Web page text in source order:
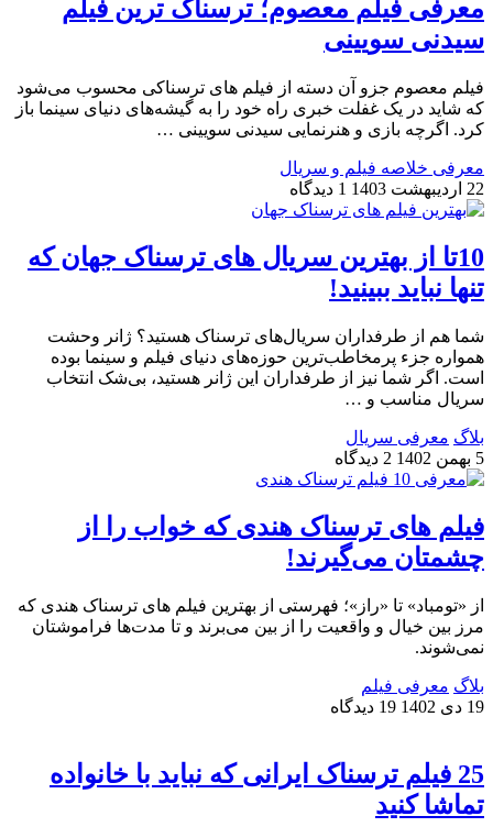
معرفی فیلم معصوم؛ ترسناک ترین فیلم
سیدنی سویینی
فیلم معصوم جزو آن دسته از فیلم های ترسناکی محسوب می‌شود
که شاید در یک غفلت خبری راه خود را به گیشه‌های دنیای سینما باز
کرد. اگرچه بازی و هنرنمایی سیدنی سویینی …
معرفی خلاصه فیلم و سریال
22 اردیبهشت 1403
1 دیدگاه
10تا از بهترین سریال های ترسناک جهان که
تنها نباید ببینید!
شما هم از طرفداران سریال‌های ترسناک هستید؟ ژانر وحشت
همواره جزء پرمخاطب‌ترین حوزه‌های دنیای فیلم و سینما بوده
است. اگر شما نیز از طرفداران این ژانر هستید، بی‌شک انتخاب
سریال مناسب و …
بلاگ معرفی سریال
5 بهمن 1402
2 دیدگاه
فیلم های ترسناک هندی که خواب را از
چشمتان می‌گیرند!
از «تومباد» تا «راز»؛ فهرستی از بهترین فیلم‌ های ترسناک هندی که
مرز بین خیال و واقعیت را از بین می‌برند و تا مدت‌ها فراموشتان
نمی‌شوند.
بلاگ معرفی فیلم
19 دی 1402
19 دیدگاه
25 فیلم ترسناک ایرانی که نباید با خانواده
تماشا کنید